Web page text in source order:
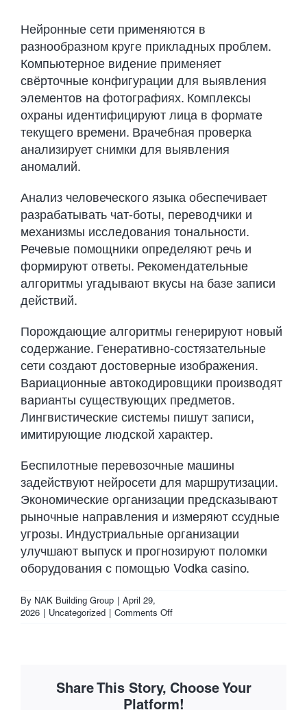
Нейронные сети применяются в
разнообразном круге прикладных проблем.
Компьютерное видение применяет
свёрточные конфигурации для выявления
элементов на фотографиях. Комплексы
охраны идентифицируют лица в формате
текущего времени. Врачебная проверка
анализирует снимки для выявления
аномалий.
Анализ человеческого языка обеспечивает
разрабатывать чат-боты, переводчики и
механизмы исследования тональности.
Речевые помощники определяют речь и
формируют ответы. Рекомендательные
алгоритмы угадывают вкусы на базе записи
действий.
Порождающие алгоритмы генерируют новый
содержание. Генеративно-состязательные
сети создают достоверные изображения.
Вариационные автокодировщики производят
варианты существующих предметов.
Лингвистические системы пишут записи,
имитирующие людской характер.
Беспилотные перевозочные машины
задействуют нейросети для маршрутизации.
Экономические организации предсказывают
рыночные направления и измеряют ссудные
угрозы. Индустриальные организации
улучшают выпуск и прогнозируют поломки
оборудования с помощью Vodka casino.
By NAK Building Group
April 29,
2026
Uncategorized Comments Offon
Share This Story, Choose Your
Platform!